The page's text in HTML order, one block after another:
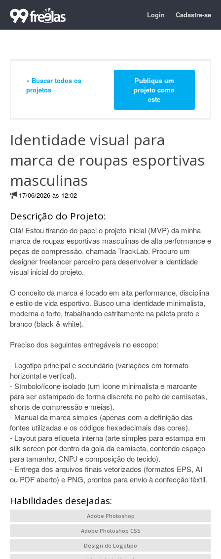
Login Cadastre-se
« Buscar todos os
projetos
Publique um
projeto como
este
Identidade visual para
marca de roupas esportivas
masculinas
17/06/2026 às 12:02
Descrição do Projeto:
Olá! Estou tirando do papel o projeto inicial (MVP) da minha
marca de roupas esportivas masculinas de alta performance e
peças de compressão, chamada TrackLab. Procuro um
designer freelancer parceiro para desenvolver a identidade
visual inicial do projeto.
O conceito da marca é focado em alta performance, disciplina
e estilo de vida esportivo. Busco uma identidade minimalista,
moderna e forte, trabalhando estritamente na paleta preto e
branco (black & white).
Preciso dos seguintes entregáveis no escopo:
- Logotipo principal e secundário (variações em formato
horizontal e vertical).
- Símbolo/ícone isolado (um ícone minimalista e marcante
para ser estampado de forma discreta no peito de camisetas,
shorts de compressão e meias).
- Manual da marca simples (apenas com a definição das
fontes utilizadas e os códigos hexadecimais das cores).
- Layout para etiqueta interna (arte simples para estampa em
silk screen por dentro da gola da camiseta, contendo espaço
para tamanho, CNPJ e composição do tecido).
- Entrega dos arquivos finais vetorizados (formatos EPS, AI
ou PDF aberto) e PNG, prontos para envio à confecção têxtil.
Habilidades desejadas:
Adobe Photoshop
Adobe Photoshop CS5
Design de Logotipo